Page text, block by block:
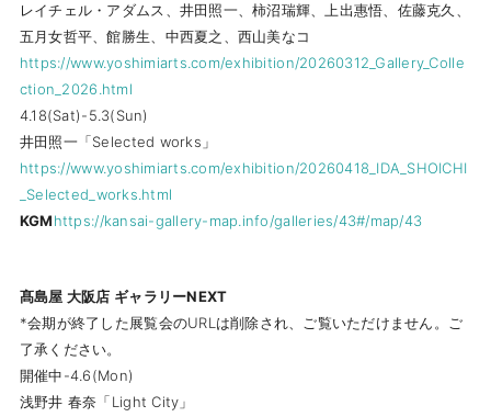
レイチェル・アダムス、井田照一、柿沼瑞輝、上出惠悟、佐藤克久、
五月女哲平、館勝生、中西夏之、西山美なコ
https://www.yoshimiarts.com/exhibition/20260312_Gallery_Colle
ction_2026.html
4.18(Sat)-5.3(Sun)
井田照一「Selected works」
https://www.yoshimiarts.com/exhibition/20260418_IDA_SHOICHI
_Selected_works.html
KGMhttps://kansai-gallery-map.info/galleries/43#/map/43
髙島屋 大阪店 ギャラリーNEXT
*会期が終了した展覧会のURLは削除され、ご覧いただけません。ご
了承ください。
開催中-4.6(Mon)
浅野井 春奈「Light City」